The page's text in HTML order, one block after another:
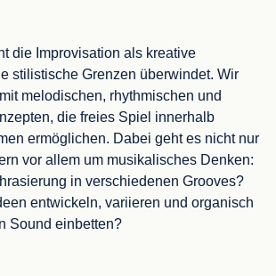
die Improvisation als kreative
stilistische Grenzen überwindet. Wir
melodischen, rhythmischen und
die freies Spiel innerhalb
ermöglichen. Dabei geht es nicht nur
vor allem um musikalisches Denken:
in verschiedenen Grooves?
entwickeln, variieren und organisch
Sound einbetten?